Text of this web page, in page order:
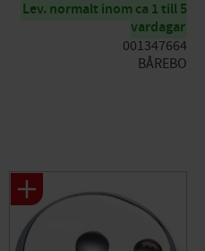
Lev. normalt inom ca 1 till 5
vardagar
001347664
BÅREBO